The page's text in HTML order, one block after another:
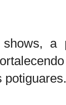
a
potiguares.